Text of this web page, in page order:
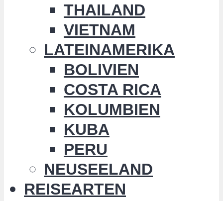
THAILAND
VIETNAM
LATEINAMERIKA
BOLIVIEN
COSTA RICA
KOLUMBIEN
KUBA
PERU
NEUSEELAND
REISEARTEN